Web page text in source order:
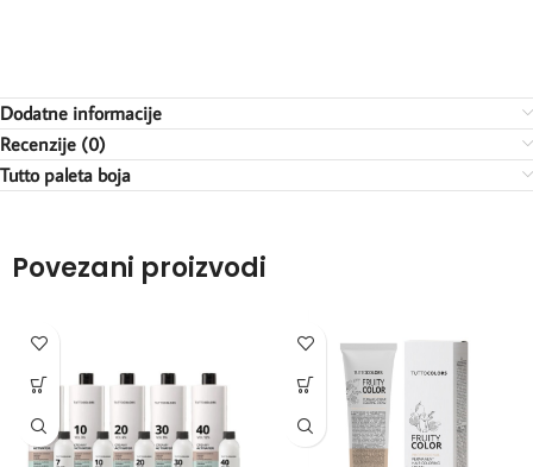
Dodatne informacije
Recenzije (0)
Tutto paleta boja
Povezani proizvodi